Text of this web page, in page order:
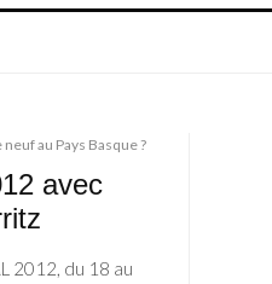
neuf au Pays Basque ?
avec
2012, du 18 au